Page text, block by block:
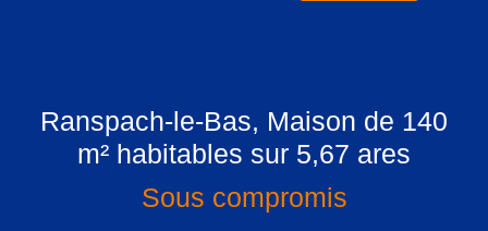
Ranspach-le-Bas, Maison de 140
m² habitables sur 5,67 ares
Sous compromis